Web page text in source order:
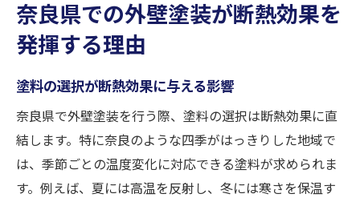
奈良県での成功事例に学ぶ外壁塗装
外壁塗装が奈良の気候に適した省エネ住宅を実
外壁塗装がもたらすエネルギー効率の向上
省エネを実現するための塗料の選び方
外壁塗装で快適な室内環境を維持する方法
奈良県での外壁塗装が断熱効果を
発揮する理由
塗料の選択が断熱効果に与える影響
奈良県で外壁塗装を行う際、塗料の選択は断熱効果に直
結します。特に奈良のような四季がはっきりした地域で
は、季節ごとの温度変化に対応できる塗料が求められま
す。例えば、夏には高温を反射し、冬には寒さを保温す